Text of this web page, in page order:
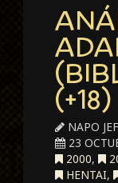
(+18)
NAPO
23
2000,
HENTAI,